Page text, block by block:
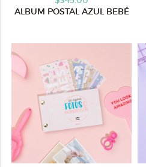
ALBUM POSTAL AZUL BEBÉ